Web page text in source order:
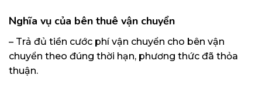
Nghĩa vụ của bên thuê vận chuyển
– Trả đủ tiền cước phí vận chuyển cho bên vận
chuyển theo đúng thời hạn, phương thức đã thỏa
thuận.